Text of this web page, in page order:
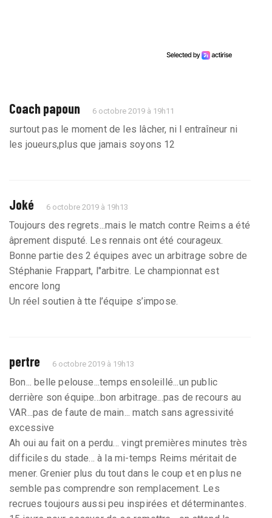
Coach papoun 6 octobre 2019 à 19h11
surtout pas le moment de les lâcher, ni l entraîneur ni
les joueurs,plus que jamais soyons 12
Joké 6 octobre 2019 à 19h13
Toujours des regrets...mais le match contre Reims a été
âprement disputé. Les rennais ont été courageux.
Bonne partie des 2 équipes avec un arbitrage sobre de
Stéphanie Frappart, l"arbitre. Le championnat est
encore long
Un réel soutien à tte l’équipe s’impose.
pertre 6 octobre 2019 à 19h13
Bon... belle pelouse...temps ensoleillé...un public
derrière son équipe...bon arbitrage...pas de recours au
VAR...pas de faute de main... match sans agressivité
excessive
Ah oui au fait on a perdu... vingt premières minutes très
difficiles du stade... à la mi-temps Reims méritait de
mener. Grenier plus du tout dans le coup et en plus ne
semble pas comprendre son remplacement. Les
recrues toujours aussi peu inspirées et déterminantes.